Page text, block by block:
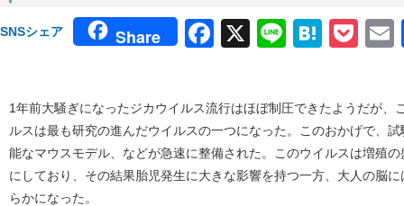
SNSシェア Share Facebook
X Line
1年前大騒ぎになったジカウイルス流行はほぼ制圧できたようだが、
ルスは最も研究の進んだウイルスの一つになった。このおかげで、
能なマウスモデル、などが急速に整備された。このウイルスは増殖
にしており、その結果胎児発生に大きな影響を持つ一方、大人の脳
らかになった。